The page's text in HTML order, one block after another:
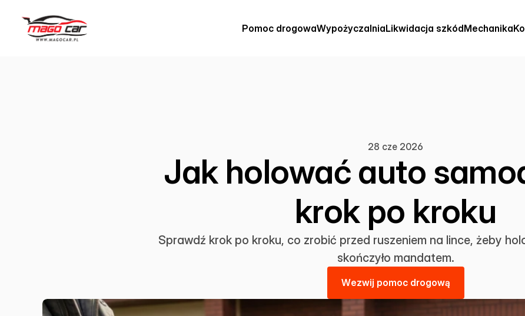
Pomoc drogowaWypożyczalniaLikwidacja szkódMechanika
28 cze 2026
Jak holować auto
krok po kroku
Sprawdź krok po kroku, co zrobić przed ruszeniem na lince, żeby
skończyło mandatem.
Wezwij pomoc drogową